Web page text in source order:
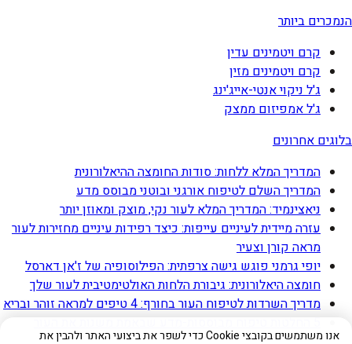
הנמכרים ביותר
קרם ויטמינים עדין
קרם ויטמינים מזין
ג'ל ניקוי אנטי-אייג'ינג
ג'ל אמפיזום ממצק
בלוגים אחרונים
המדריך המלא ללחות: סודות החומצה ההיאלורונית
המדריך השלם לטיפוח אורגני ובוטני מבוסס מדע
ניאצינמיד: המדריך המלא לעור נקי, מוצק ומאוזן יותר
עזרה מיידית לעיניים עייפות: כיצד רפידות עיניים מחזירות לעור
מראה קורן וצעיר
יופי גרמני פוגש גישה צרפתית: הפילוסופיה של ז'אן דארסל
חומצה היאלורונית: גיבורת הלחות האולטימטיבית לעור שלך
מדריך השרדות לטיפוח העור בחורף: 4 טיפים למראה זוהר ובריא
אנו משתמשים בקובצי Cookie כדי לשפר את ביצועי האתר ולהבין את